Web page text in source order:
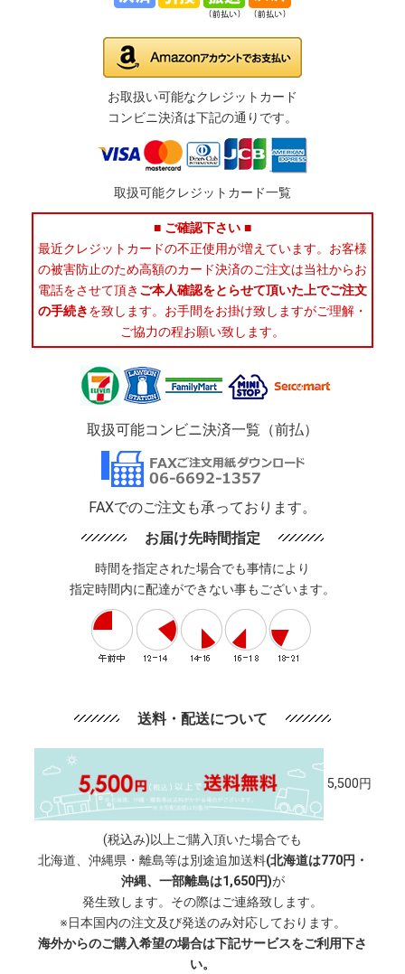
お取扱い可能なクレジットカード
コンビニ決済は下記の通りです。
取扱可能クレジットカード一覧
■ ご確認下さい ■
最近クレジットカードの不正使用が増えています。お客様
の被害防止のため高額のカード決済のご注文は当社からお
電話をさせて頂き ご本人確認をとらせて頂いた上でご注文
の手続きを致します。お手間をお掛け致しますがご理解・
ご協力の程お願い致します。
取扱可能コンビニ決済一覧（前払）
FAXでのご注文も承っております。
お届け先時間指定
時間を指定された場合でも事情により
指定時間内に配達ができない事もございます。
送料・配送について
5,500円
(税込み)以上ご購入頂いた場合でも
北海道、沖縄県・離島等は別途追加送料(北海道は770円・
沖縄、一部離島は1,650円)が
発生致します。その際はご連絡致します。
※日本国内の注文及び発送のみ対応しております。
海外からのご購入希望の場合は下記サービスをご利用下さ
い。